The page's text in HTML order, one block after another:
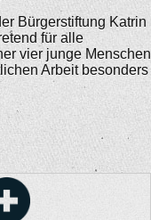
Bürgerstiftung Katrin
für alle
vier junge Menschen
Arbeit besonders